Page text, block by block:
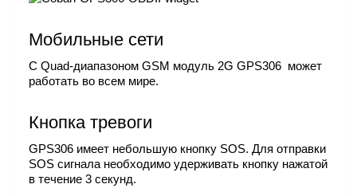
Мобильные сети
С Quad-диапазоном GSM модуль 2G GPS306 может
работать во всем мире.
Кнопка тревоги
GPS306 имеет небольшую кнопку SOS. Для отправки
SOS сигнала необходимо удерживать кнопку нажатой
в течение 3 секунд.